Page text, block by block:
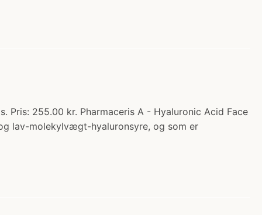
Pris: 255.00 kr. Pharmaceris A - Hyaluronic Acid Face
lav-molekylvægt-hyaluronsyre, og som er